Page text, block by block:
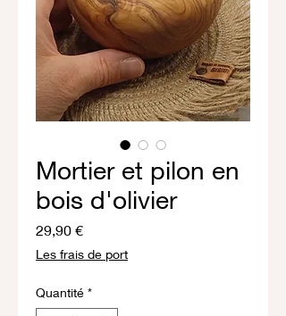
Mortier et pilon en
bois d'olivier
29,90 €Prix
Les frais de port
Quantité *